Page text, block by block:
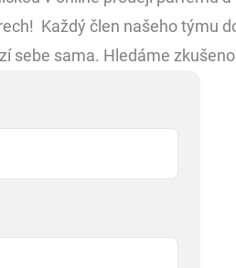
Každý člen našeho týmu
sebe sama. Hledáme